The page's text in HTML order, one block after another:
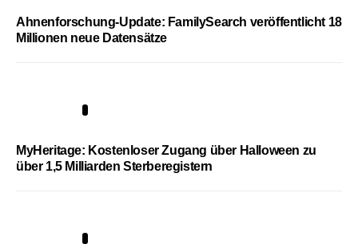
Ahnenforschung-Update: FamilySearch veröffentlicht 18
Millionen neue Datensätze
MyHeritage: Kostenloser Zugang über Halloween zu
über 1,5 Milliarden Sterberegistern